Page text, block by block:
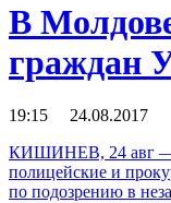
В
граждан
19:15 24.08.2017
КИШИНЕВ, 24 авг —
полицейские и
по подозрению в